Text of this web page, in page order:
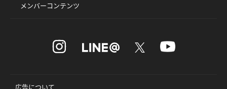
メンバーコンテンツ
広告について